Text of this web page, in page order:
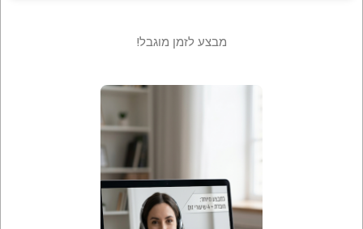
מבצע לזמן מוגבל!